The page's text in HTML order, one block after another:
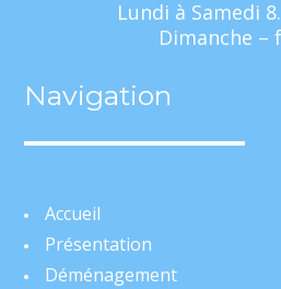
Lundi à Samedi
Dimanche –
Navigation
Accueil
Présentation
Déménagement